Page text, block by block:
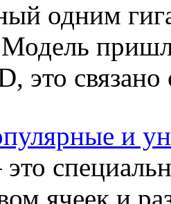
одним
это связано
и